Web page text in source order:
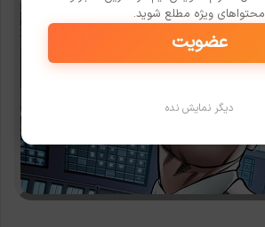
محتواهای ویژه مطلع شوید.
عضویت
دیگر نمایش نده